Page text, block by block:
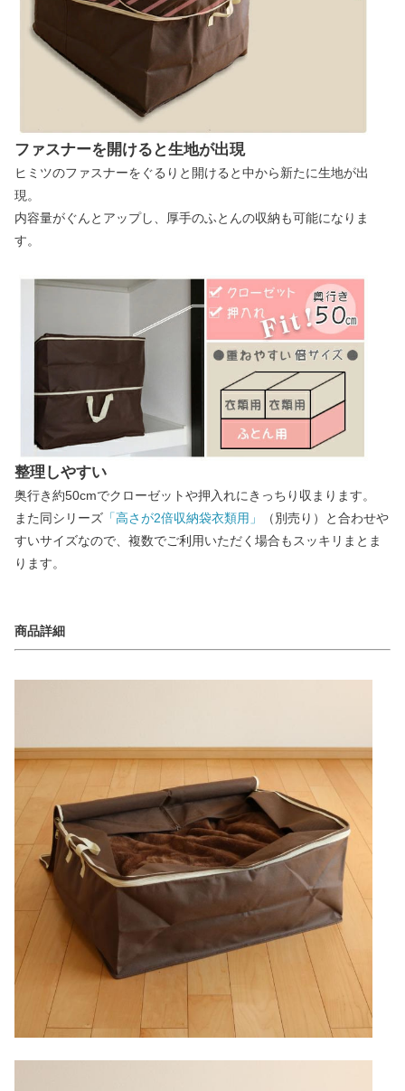
ファスナーを開けると生地が出現
ヒミツのファスナーをぐるりと開けると中から新たに生地が出
現。
内容量がぐんとアップし、厚手のふとんの収納も可能になりま
す。
整理しやすい
奥行き約50cmでクローゼットや押入れにきっちり収まります。
また同シリーズ 「高さが2倍収納袋衣類用」
（別売り）と合わせや
すいサイズなので、複数でご利用いただく場合もスッキリまとま
ります。
商品詳細